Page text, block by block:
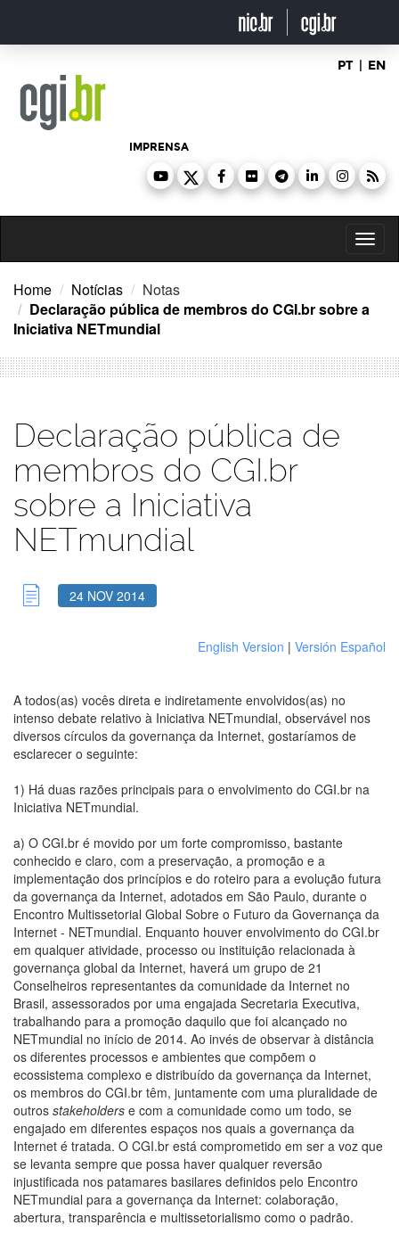
o
PT | EN
IMPRENSA
Home Notícias
Notas
Declaração pública de membros do CGI.br sobre a
Iniciativa NETmundial
Declaração pública de
membros do CGI.br
sobre a Iniciativa
NETmundial
24 NOV 2014
English Version | Versión Español
A todos(as) vocês direta e indiretamente envolvidos(as) no
intenso debate relativo à Iniciativa NETmundial, observável nos
diversos círculos da governança da Internet, gostaríamos de
esclarecer o seguinte:
1) Há duas razões principais para o envolvimento do CGI.br na
Iniciativa NETmundial.
a) O CGI.br é movido por um forte compromisso, bastante
conhecido e claro, com a preservação, a promoção e a
implementação dos princípios e do roteiro para a evolução futura
da governança da Internet, adotados em São Paulo, durante o
Encontro Multissetorial Global Sobre o Futuro da Governança da
Internet - NETmundial. Enquanto houver envolvimento do CGI.br
em qualquer atividade, processo ou instituição relacionada à
governança global da Internet, haverá um grupo de 21
Conselheiros representantes da comunidade da Internet no
Brasil, assessorados por uma engajada Secretaria Executiva,
trabalhando para a promoção daquilo que foi alcançado no
NETmundial no início de 2014. Ao invés de observar à distância
os diferentes processos e ambientes que compõem o
ecossistema complexo e distribuído da governança da Internet,
os membros do CGI.br têm, juntamente com uma pluralidade de
outros stakeholders e com a comunidade como um todo, se
engajado em diferentes espaços nos quais a governança da
Internet é tratada. O CGI.br está comprometido em ser a voz que
se levanta sempre que possa haver qualquer reversão
injustificada nos patamares basilares definidos pelo Encontro
NETmundial para a governança da Internet: colaboração,
abertura, transparência e multissetorialismo como o padrão.